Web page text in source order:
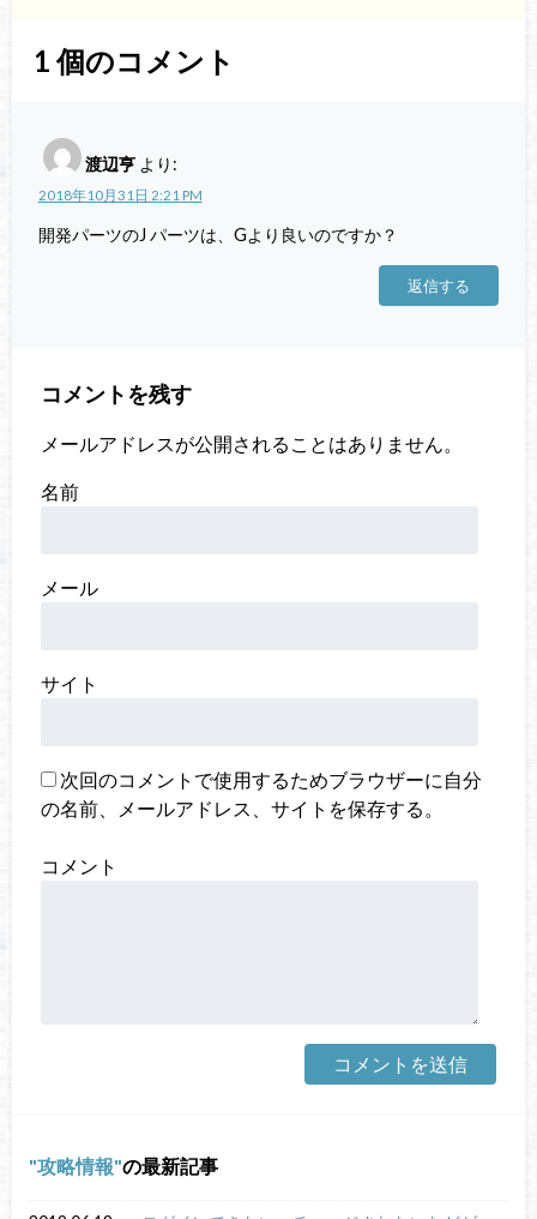
1個のコメント
渡辺亨 より:
2018年10月31日 2:21 PM
開発パーツのJ パーツは、Gより良いのですか？
返信する
コメントを残す
メールアドレスが公開されることはありません。
名前
メール
サイト
次回のコメントで使用するためブラウザーに自分
の名前、メールアドレス、サイトを保存する。
コメント
攻略情報 の最新記事